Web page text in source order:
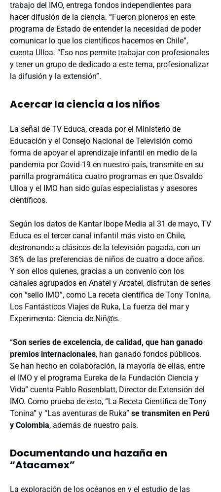
trabajo del IMO, entrega fondos independientes para
hacer difusión de la ciencia. “Fueron pioneros en este
programa de Estado de entender la necesidad de poder
comunicar lo que los científicos hacemos en Chile”,
cuenta Ulloa. “Eso nos permite trabajar con profesionales
y tener un grupo de dedicado a este tema, profesionalizar
la difusión y la extensión”.
Acercar la ciencia a los niños
La señal de TV Educa, creada por el Ministerio de
Educación y el Consejo Nacional de Televisión como
forma de apoyar el aprendizaje infantil en medio de la
pandemia por Covid-19 en nuestro país, transmite en su
parrilla programática cuatro programas en que Osvaldo
Ulloa y el IMO han sido guías especialistas y asesores
científicos.
Según los datos de Kantar Ibope Media al 31 de mayo, TV
Educa es el tercer canal infantil más visto en Chile,
destronando a clásicos de la televisión pagada, con un
36% de las preferencias de niños de cuatro a doce años.
Y son ellos quienes, gracias a un convenio con los
canales agrupados en Anatel y Arcatel, disfrutan de series
con “sello IMO”, como La receta científica de Tony Tonina,
Los Fantásticos Viajes de Ruka, La fuerza del mar y
Experimenta: Ciencia de Niñ@s.
“Son series de excelencia, de calidad, que han ganado
premios internacionales, han ganado fondos públicos.
Se han hecho en colaboración, la mayoría de ellas, entre
el IMO y el programa Eureka de la Fundación Ciencia y
Vida” cuenta Pablo Rosenblatt, Director de Extensión del
IMO. Como prueba de esto, “La Receta Científica de Tony
Tonina” y “Las aventuras de Ruka” se transmiten en Perú
y Colombia, además de nuestro país.
Documentando una hazaña en
“Atacamex”
La exploración de los océanos en y el estudio de las